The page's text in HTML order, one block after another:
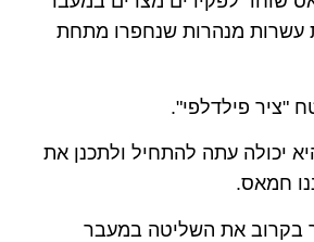
עשרות מנהרות שנחפרו מתחת
"ציר פילדלפי".
יכולה עתה להתחיל ולתכנן את
חמאס.
בקרוב את השליטה במעבר